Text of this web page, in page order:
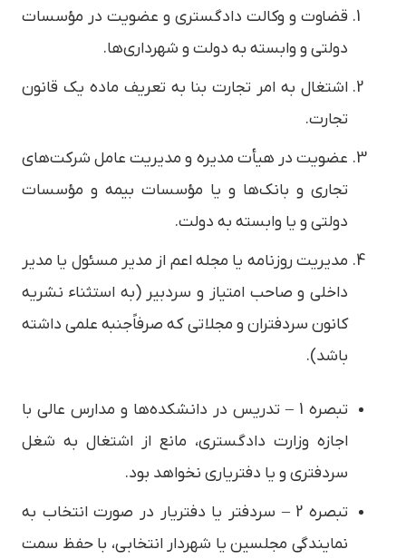
قضاوت و وکالت دادگستری و عضویت در مؤسسات
دولتی و وابسته به دولت و شهرداری‌ها.
اشتغال به امر تجارت بنا به تعریف ماده یک قانون
تجارت.
عضویت در هیأت مدیره و مدیریت عامل شرکت‌های
تجاری و بانک‌ها و یا مؤسسات بیمه و مؤسسات
دولتی و یا وابسته به دولت.
مدیریت روزنامه یا مجله اعم از مدیر مسئول یا مدیر
داخلی و صاحب امتیاز و سردبیر (‌به استثناء نشریه
کانون سردفتران و مجلاتی که صرفاً‌جنبه علمی داشته
باشد).
‌تبصره 1 – تدریس در دانشکده‌ها و مدارس عالی با
اجازه وزارت دادگستری، مانع از اشتغال به شغل
سردفتری و یا دفتریاری نخواهد بود.‌
تبصره 2 – سردفتر یا دفتریار در صورت انتخاب به
نمایندگی مجلسین یا شهردار انتخابی، با حفظ سمت